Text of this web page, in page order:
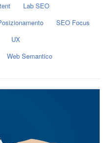
Lab SEO
SEO Focus
UX
Web Semantico